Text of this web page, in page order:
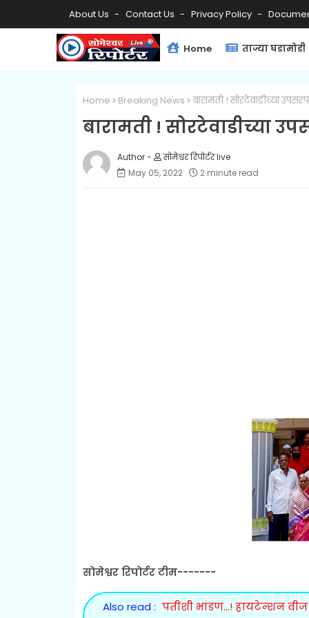
About Us Contact Us Privacy Policy
Home ताज्या घडामोडी
Home Breaking News बारामती ! सोरटेवाडीच्या
बारामती ! सोरटेवाडीच्या
सोमेश्वर रिपोर्टर live
May 05, 2022
2 minute read
सोमेश्वर रिपोर्टर टीम-------
Also read : पतीशी भांडण...! हायटेन्शन वीज